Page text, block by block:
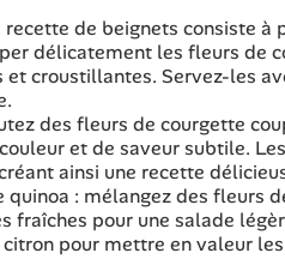
de beignets consiste
délicatement les fleurs de
croustillantes. Servez-les
des fleurs de courgette
et de saveur subtile.
ainsi une recette
: mélangez des fleurs
fraîches pour une salade
pour mettre en valeur